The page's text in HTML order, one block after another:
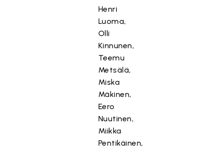
Henri
Luoma,
Olli
Kinnunen,
Teemu
Metsälä,
Miska
Mäkinen,
Eero
Nuutinen,
Miikka
Pentikäinen,